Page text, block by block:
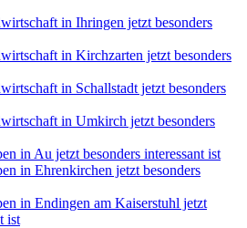
in Ihringen jetzt besonders
in Kirchzarten jetzt besonders
in Schallstadt jetzt besonders
in Umkirch jetzt besonders
in Au jetzt besonders interessant ist
in Ehrenkirchen jetzt besonders
in Endingen am Kaiserstuhl jetzt
ist